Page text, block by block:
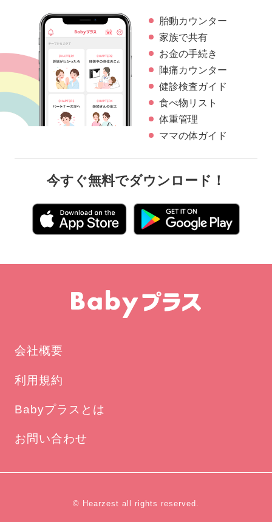
胎動カウンター
家族で共有
お金の手続き
陣痛カウンター
健診検査ガイド
食べ物リスト
体重管理
ママの体ガイド
今すぐ無料でダウンロード！
会社概要
利用規約
Babyプラスとは
お問い合わせ
© Hearzest all rights reserved.